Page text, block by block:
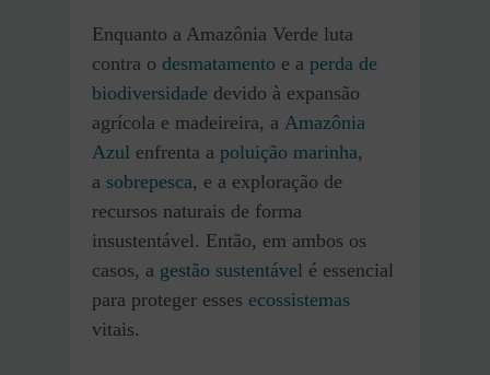
Enquanto a Amazônia Verde luta
contra o desmatamento e a perda de
biodiversidade devido à expansão
agrícola e madeireira, a Amazônia
Azul enfrenta a poluição marinha,
a sobrepesca, e a exploração de
recursos naturais de forma
insustentável. Então, em ambos os
casos, a gestão sustentável é essencial
para proteger esses ecossistemas
vitais.